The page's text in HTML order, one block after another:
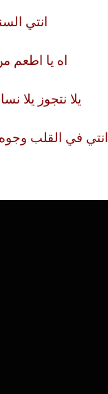
انتي
اه يا اطعم
يلا نتجوز يلا
انتي في القلب